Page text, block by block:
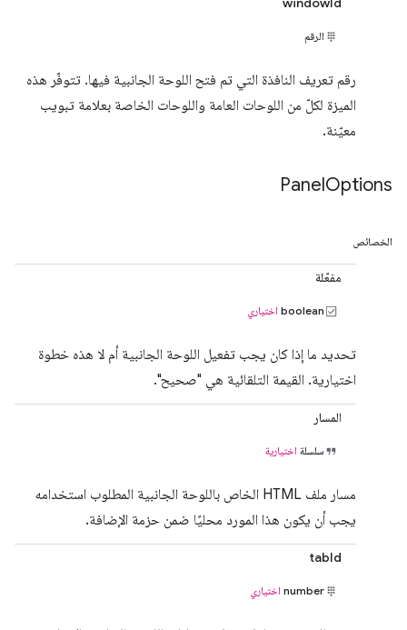
الرقم
رقم تعريف النافذة التي تم فتح اللوحة الجانبية فيها. تتوفّر هذه
الميزة لكلّ من اللوحات العامة واللوحات الخاصة بعلامة تبويب
معيّنة.
PanelOptions
الخصائص
مفعّلة
boolean اختياري
تحديد ما إذا كان يجب تفعيل اللوحة الجانبية أم لا هذه خطوة
اختيارية. القيمة التلقائية هي "صحيح".
المسار
سلسلة اختيارية
مسار ملف HTML الخاص باللوحة الجانبية المطلوب استخدامه
يجب أن يكون هذا المورد محليًا ضمن حزمة الإضافة.
tabId
number اختياري